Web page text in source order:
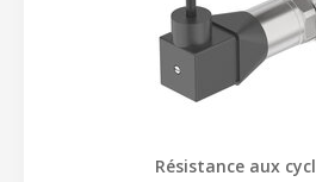
Résistance aux